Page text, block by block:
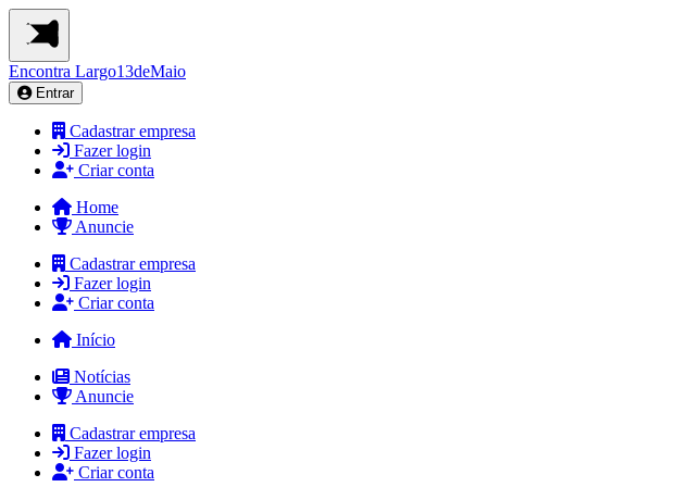
Encontra Largo13deMaio
Entrar
Cadastrar empresa
Fazer login
Criar conta
Home
Anuncie
Cadastrar empresa
Fazer login
Criar conta
Início
Notícias
Anuncie
Cadastrar empresa
Fazer login
Criar conta